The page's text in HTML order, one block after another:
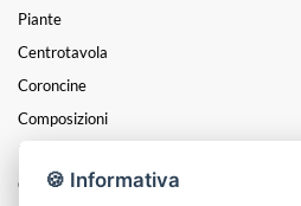
Piante
Centrotavola
Coroncine
Composizioni
Festa Della Mamma
Cesti🍪 Informativa